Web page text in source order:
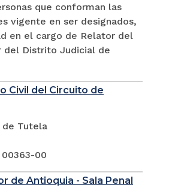
que conforman las
vigente en ser designados,
en el cargo de Relator del
del Distrito Judicial de
Civil del Circuito de
de Tutela
00363-00
de Antioquia - Sala Penal